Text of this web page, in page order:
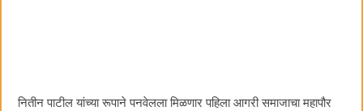
नितीन पाटील यांच्या रूपाने पनवेलला मिळणार पहिला आगरी समाजाचा महापौर